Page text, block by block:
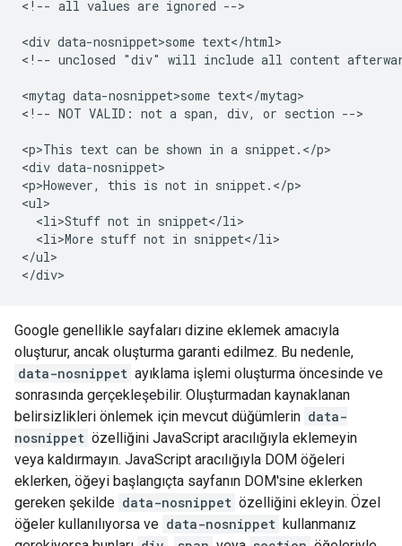
<!-- all values are ignored -->
<div data-nosnippet>some text</html>
<!-- unclosed "div" will include all content
<mytag data-nosnippet>some text</mytag>
<!-- NOT VALID: not a span, div, or section -->
<p>This text can be shown in a snippet.</p>
<div data-nosnippet>
<p>However, this is not in snippet.</p>
<ul>
  <li>Stuff not in snippet</li>
  <li>More stuff not in snippet</li>
</ul>
</div>
Google genellikle sayfaları dizine eklemek amacıyla
oluşturur, ancak oluşturma garanti edilmez. Bu nedenle,
data-nosnippet ayıklama işlemi oluşturma öncesinde ve
sonrasında gerçekleşebilir. Oluşturmadan kaynaklanan
belirsizlikleri önlemek için mevcut düğümlerin data-
nosnippet özelliğini JavaScript aracılığıyla eklemeyin
veya kaldırmayın. JavaScript aracılığıyla DOM öğeleri
eklerken, öğeyi başlangıçta sayfanın DOM'sine eklerken
gereken şekilde data-nosnippet özelliğini ekleyin. Özel
öğeler kullanılıyorsa ve data-nosnippet kullanmanız